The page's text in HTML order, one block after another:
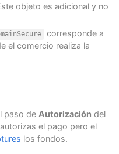
objeto es adicional y no
corresponde a
el comercio realiza la
paso de Autorización del
el pago pero el
los fondos.